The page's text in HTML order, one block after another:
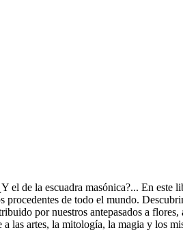
de la escuadra masónica?... En este
procedentes de todo el mundo.
por nuestros antepasados a
las artes, la mitología, la magia y los